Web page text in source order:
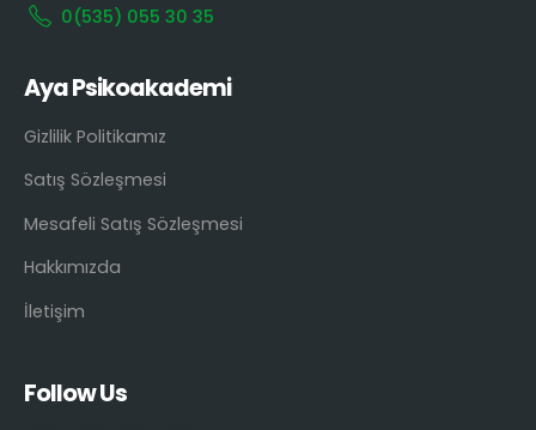
0(535) 055 30 35
Aya Psikoakademi
Gizlilik Politikamız
Satış Sözleşmesi
Mesafeli Satış Sözleşmesi
Hakkımızda
İletişim
Follow Us